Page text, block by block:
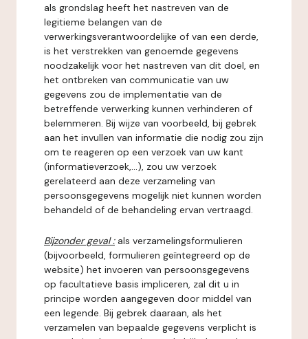
als grondslag heeft het nastreven van de
legitieme belangen van de
verwerkingsverantwoordelijke of van een derde,
is het verstrekken van genoemde gegevens
noodzakelijk voor het nastreven van dit doel, en
het ontbreken van communicatie van uw
gegevens zou de implementatie van de
betreffende verwerking kunnen verhinderen of
belemmeren. Bij wijze van voorbeeld, bij gebrek
aan het invullen van informatie die nodig zou zijn
om te reageren op een verzoek van uw kant
(informatieverzoek,...), zou uw verzoek
gerelateerd aan deze verzameling van
persoonsgegevens mogelijk niet kunnen worden
behandeld of de behandeling ervan vertraagd.
Bijzonder geval : als verzamelingsformulieren
(bijvoorbeeld, formulieren geïntegreerd op de
website) het invoeren van persoonsgegevens
op facultatieve basis impliceren, zal dit u in
principe worden aangegeven door middel van
een legende. Bij gebrek daaraan, als het
verzamelen van bepaalde gegevens verplicht is